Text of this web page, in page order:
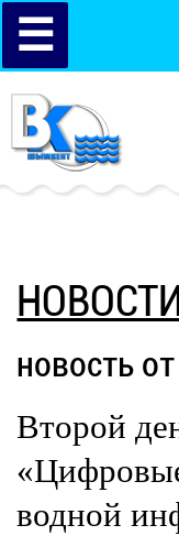
☰
новость
Второй
водной